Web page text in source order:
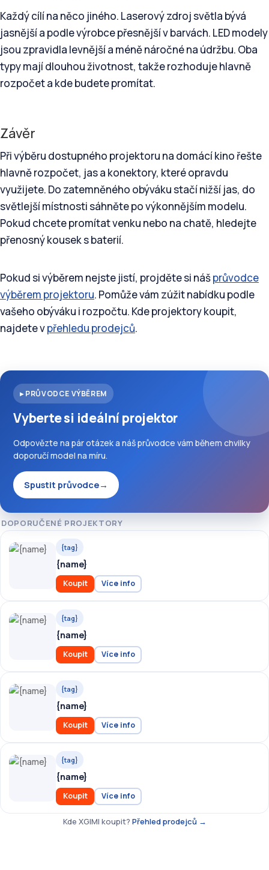
Každý cílí na něco jiného. Laserový zdroj světla bývá
jasnější a podle výrobce přesnější v barvách. LED modely
jsou zpravidla levnější a méně náročné na údržbu. Oba
typy mají dlouhou životnost, takže rozhoduje hlavně
rozpočet a kde budete promítat.
Závěr
Při výběru dostupného projektoru na domácí kino řešte
hlavně rozpočet, jas a konektory, které opravdu
využijete. Do zatemněného obýváku stačí nižší jas, do
světlejší místnosti sáhněte po výkonnějším modelu.
Pokud chcete promítat venku nebo na chatě, hledejte
přenosný kousek s baterií.
Pokud si výběrem nejste jistí, projděte si nášprůvodce
výběrem projektoru. Pomůže vám zúžit nabídku podle
vašeho obýváku i rozpočtu. Kde projektory koupit,
najdete vpřehledu prodejců.
▸ PRŮVODCE VÝBĚREM
Vyberte si ideální projektor
Odpovězte na pár otázek a náš průvodce vám během chvilky
doporučí model na míru.
Spustit průvodce→
DOPORUČENÉ PROJEKTORY
{tag}
{name}
Koupit Více info
{tag}
{name}
Koupit Více info
{tag}
{name}
Koupit Více info
{tag}
{name}
Koupit Více info
Kde XGIMI koupit? Přehled prodejců →